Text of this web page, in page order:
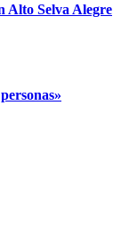
Alto Selva Alegre